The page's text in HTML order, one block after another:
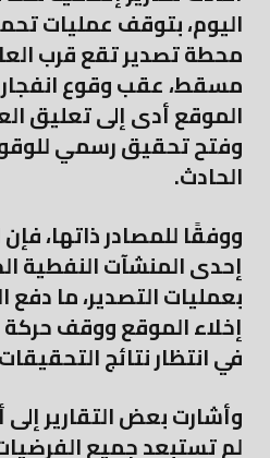
اليوم، بتوقف عمليات
محطة تصدير تقع قرب
مسقط، عقب وقوع
الموقع أدى إلى تعليق
وفتح تحقيق رسمي
الحادث.
ووفقًا للمصادر ذاتها،
إحدى المنشآت النفطية
بعمليات التصدير، ما
إخلاء الموقع ووقف حركة
في انتظار نتائج
وأشارت بعض التقارير إلى
لم تستبعد جميع